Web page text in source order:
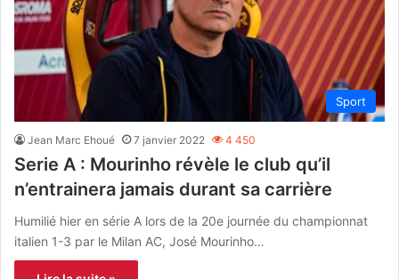
Sport
Jean Marc Ehoué 7 janvier 2022 4 450
Serie A : Mourinho révèle le club qu’il
n’entrainera jamais durant sa carrière
Humilié hier en série A lors de la 20e journée du championnat
italien 1-3 par le Milan AC, José Mourinho…